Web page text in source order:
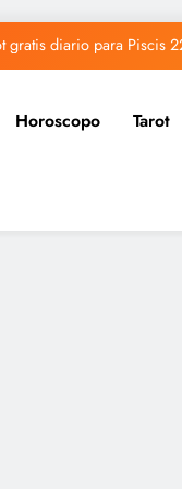
gratis diario para Piscis
diario para Capricornio
diario para Sagitario
gratis diario para Piscis
Horoscopo Tarot